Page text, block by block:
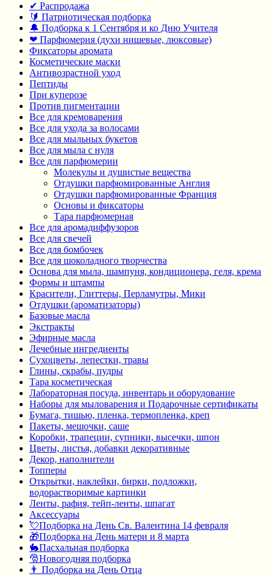
✔ Распродажа
🔰 Патриотическая подборка
🔔 Подборка к 1 Сентября и ко Дню Учителя
❤ Парфюмерия (духи нишевые, люксовые)
Фиксаторы аромата
Косметические маски
Антивозрастной уход
Пептиды
При куперозе
Против пигментации
Все для кремоварения
Все для ухода за волосами
Все для мыльных букетов
Все для мыла с нуля
Все для парфюмерии
Молекулы и душистые вещества
Отдушки парфюмированные Англия
Отдушки парфюмированные Франция
Основы и фиксаторы
Тара парфюмерная
Все для аромадиффузоров
Все для свечей
Все для бомбочек
Все для шоколадного творчества
Основа для мыла, шампуня, кондиционера, геля, крема
Формы и штампы
Красители, Глиттеры, Перламутры, Мики
Отдушки (ароматизаторы)
Базовые масла
Экстракты
Эфирные масла
Лечебные ингредиенты
Сухоцветы, лепестки, травы
Глины, скрабы, пудры
Тара косметическая
Лабораторная посуда, инвентарь и оборудование
Наборы для мыловарения и Подарочные сертификаты
Бумага, тишью, пленка, термопленка, креп
Пакеты, мешочки, саше
Коробки, трапеции, супники, высечки, шпон
Цветы, листья, добавки декоративные
Декор, наполнители
Топперы
Открытки, наклейки, бирки, подложки,
водорастворимые картинки
Ленты, рафия, тейп-ленты, шпагат
Аксессуары
💘Подборка на День Св. Валентина 14 февраля
🎁Подборка на День матери и 8 марта
🐇Пасхальная подборка
🎅Новогодняя подборка
👨 Подборка на День Отца